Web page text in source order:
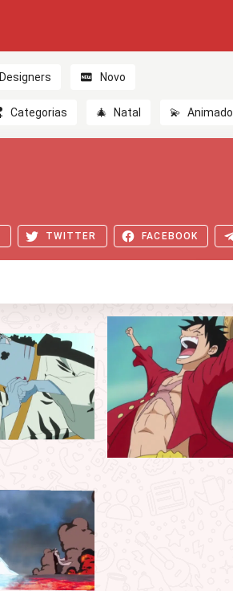
Designers Novo
Categorias 🎄 Natal 💫 Animado
TWITTER FACEBOOK